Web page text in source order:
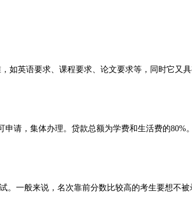
如英语要求、课程要求、论文要求等，同时它又
请，集体办理。贷款总额为学费和生活费的80%
。一般来说，名次靠前分数比较高的考生要想不被